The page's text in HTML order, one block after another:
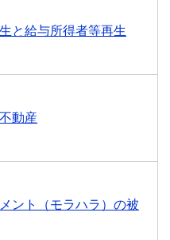
と給与所得者等再生
動産
ント（モラハラ）の被